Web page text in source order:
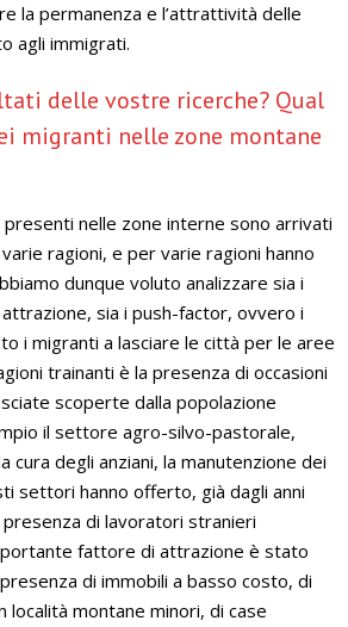
la permanenza e l’attrattività delle
agli immigrati.
delle vostre ricerche? Qual
migranti nelle zone montane
nelle zone interne sono arrivati
ragioni, e per varie ragioni hanno
dunque voluto analizzare sia i
sia i push-factor, ovvero i
i migranti a lasciare le città per le aree
trainanti è la presenza di occasioni
scoperte dalla popolazione
il settore agro-silvo-pastorale,
cura degli anziani, la manutenzione dei
settori hanno offerto, già dagli anni
presenza di lavoratori stranieri
fattore di attrazione è stato
di immobili a basso costo, di
montane minori, di case